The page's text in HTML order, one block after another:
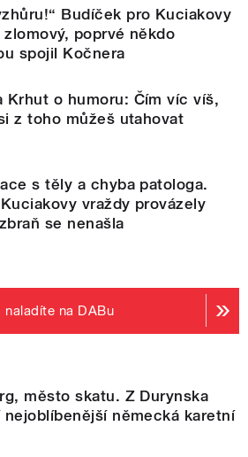
Budíček pro Kuciakovy
zlomový, poprvé někdo
spojil Kočnera
Krhut o humoru: Čím víc víš,
z toho můžeš utahovat
s těly a chyba patologa.
vraždy provázely
se nenašla
naladíte na DABu
město skatu. Z Durynska
nejoblíbenější německá karetní